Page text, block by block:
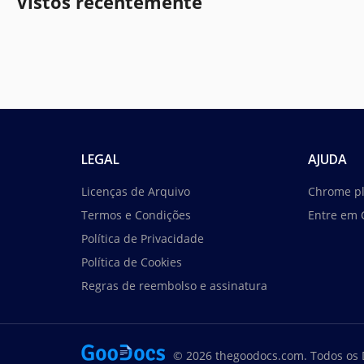
LEGAL
Licenças de Arquivo
Termos e Condições
Política de Privacidade
Política de Cookies
Regras de reembolso e assinatura
AJUDA
Chrome
Entre em
© 2026 thegoodocs.com. Todos os